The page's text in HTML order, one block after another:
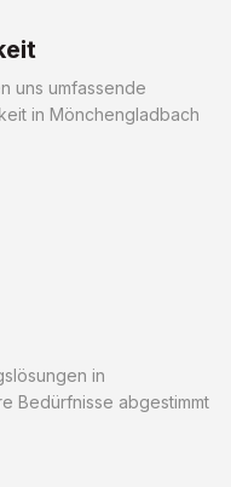
uns umfassende
in Mönchengladbach
in
Bedürfnisse abgestimmt